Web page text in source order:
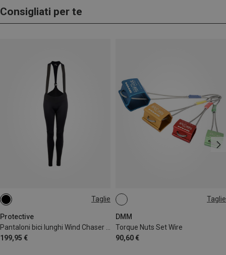
Consigliati per te
Taglie
Protective
199,95 €
M 3XL Taglie
DMM
Torque Nuts Set Wire
90,60 €
1-4